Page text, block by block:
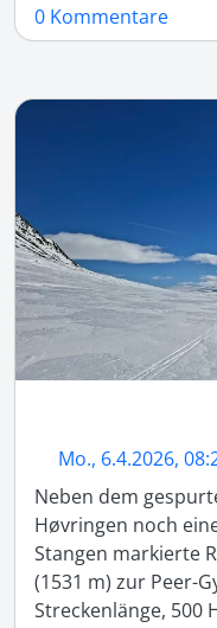
0 Kommentare
Mo., 6.4.2026,
Neben dem
Høvringen noch
Stangen markierte
(1531 m) zur Peer-
Streckenlänge, 500